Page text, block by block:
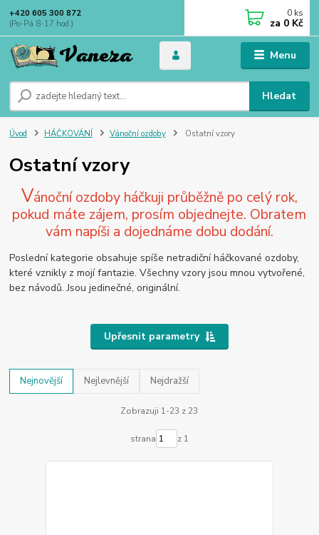
Menu
Hledat
+420 605 300 872
(Po-Pá 8-17 hod.)
0 ks
za 0 Kč
Úvod HÁČKOVÁNÍ Vánoční ozdoby Ostatní vzory
Ostatní vzory
Vánoční ozdoby háčkuji průběžně po celý rok,
pokud máte zájem, prosím objednejte. Obratem
vám napíši a dojednáme dobu dodání.
Poslední kategorie obsahuje spíše netradiční háčkované ozdoby,
které vznikly z mojí fantazie. Všechny vzory jsou mnou vytvořené,
bez návodů. Jsou jedinečné, originální.
Upřesnit parametry
Nejnovější Nejlevnější Nejdražší
Zobrazuji 1-23 z 23
strana z 1